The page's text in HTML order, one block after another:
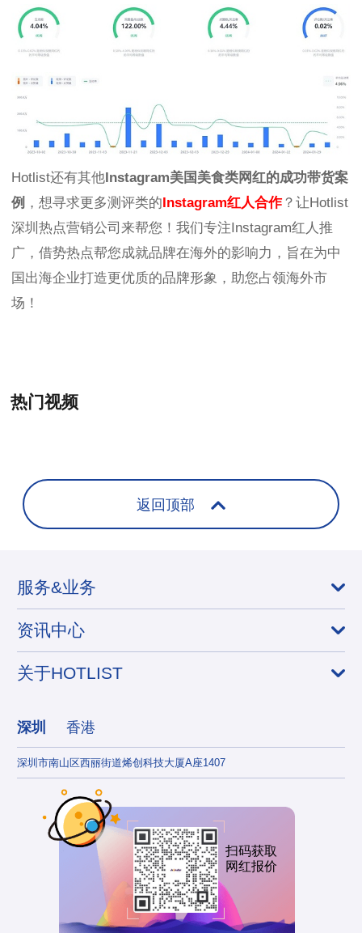
Hotlist还有其他 Instagram美国美食类网红的成功带货案
例 ，想寻求更多测评类的 Instagram红人合作？让Hotlist
深圳热点营销公司来帮您！我们专注Instagram红人推
广，借势热点帮您成就品牌在海外的影响力，旨在为中
国出海企业打造更优质的品牌形象，助您占领海外市
场！
热门视频
返回顶部
服务&业务
资讯中心
关于HOTLIST
深圳 香港
深圳市南山区西丽街道烯创科技大厦A座1407
扫码获取
网红报价